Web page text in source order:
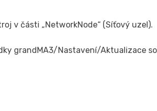
v části „NetworkNode“ (Síťový uzel).
grandMA3/Nastavení/Aktualizace